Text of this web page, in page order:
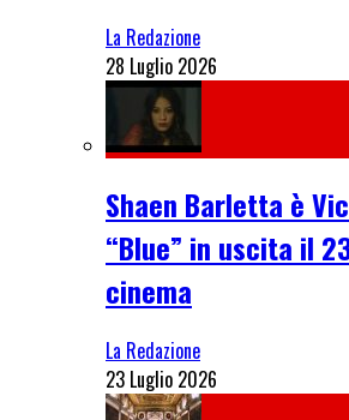
La Redazione
28 Luglio 2026
Shaen Barletta è
“Blue” in uscita il
cinema
La Redazione
23 Luglio 2026